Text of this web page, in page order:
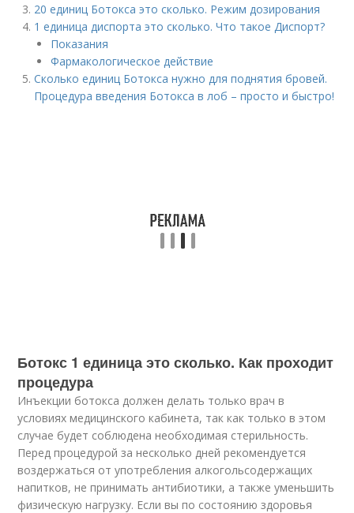
20 единиц Ботокса это сколько. Режим дозирования
1 единица диспорта это сколько. Что такое Диспорт?
Показания
Фармакологическое действие
Сколько единиц Ботокса нужно для поднятия бровей.
Процедура введения Ботокса в лоб – просто и быстро!
Ботокс 1 единица это сколько. Как проходит
процедура
Инъекции ботокса должен делать только врач в
условиях медицинского кабинета, так как только в этом
случае будет соблюдена необходимая стерильность.
Перед процедурой за несколько дней рекомендуется
воздержаться от употребления алкогольсодержащих
напитков, не принимать антибиотики, а также уменьшить
физическую нагрузку. Если вы по состоянию здоровья